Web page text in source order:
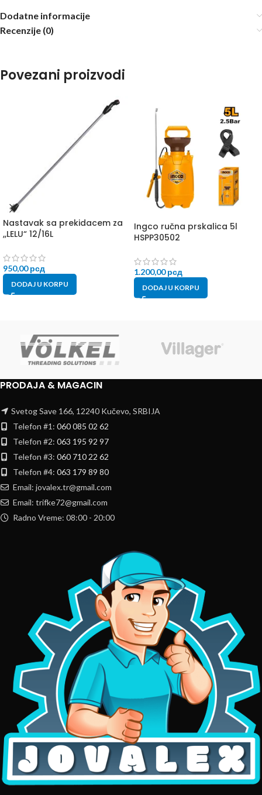
Dodatne informacije
Recenzije (0)
Povezani proizvodi
Nastavak sa prekidacem za
,,LELU“ 12/16L
950,00рсд
DODAJ U KORPU
Ingco ručna prskalica 5l
HSPP30502
1.200,00рсд
DODAJ U KORPU
PRODAJA & MAGACIN
Svetog Save 166, 12240 Kučevo, SRBIJA
Telefon #1: 060 085 02 62
Telefon #2: 063 195 92 97
Telefon #3: 060 710 22 62
Telefon #4: 063 179 89 80
Email: jovalex.tr@gmail.com
Email: trifke72@gmail.com
Radno Vreme: 08:00 - 20:00